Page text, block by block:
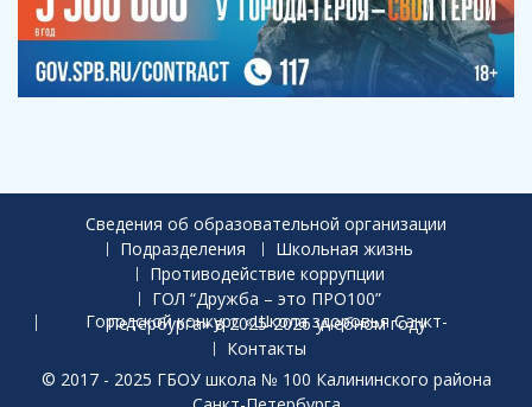
Сведения об образовательной организации
Подразделения
Школьная жизнь
Противодействие коррупции
ГОЛ “Дружба – это ПРО100”
Городской конкурс «Школа здоровья Санкт-Петербурга» в 2025-2026 учебном году
Контакты
© 2017 - 2025 ГБОУ школа № 100 Калининского района